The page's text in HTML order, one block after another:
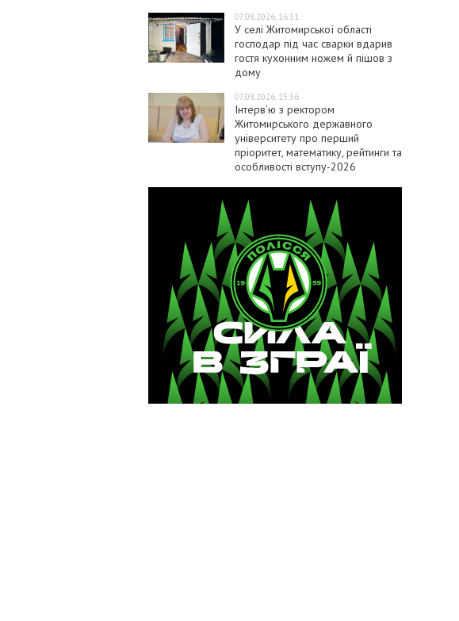
07.08.2026, 16:31
У селі Житомирської області
господар під час сварки вдарив
гостя кухонним ножем й пішов з
дому
07.08.2026, 15:36
Інтерв’ю з ректором
Житомирського державного
університету про перший
пріоритет, математику, рейтинги та
особливості вступу-2026